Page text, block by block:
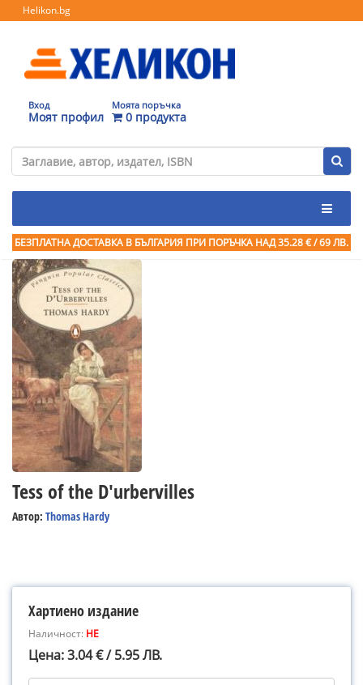
Helikon.bg
Вход
Моят профил
Моята поръчка
0 продукта
БЕЗПЛАТНА ДОСТАВКА В БЪЛГАРИЯ ПРИ ПОРЪЧКА НАД 35.28 € / 69 ЛВ.
Tess of the D'urbervilles
Автор: Thomas Hardy
Хартиено издание
Наличност: НЕ
Цена: 3.04 € / 5.95 ЛВ.